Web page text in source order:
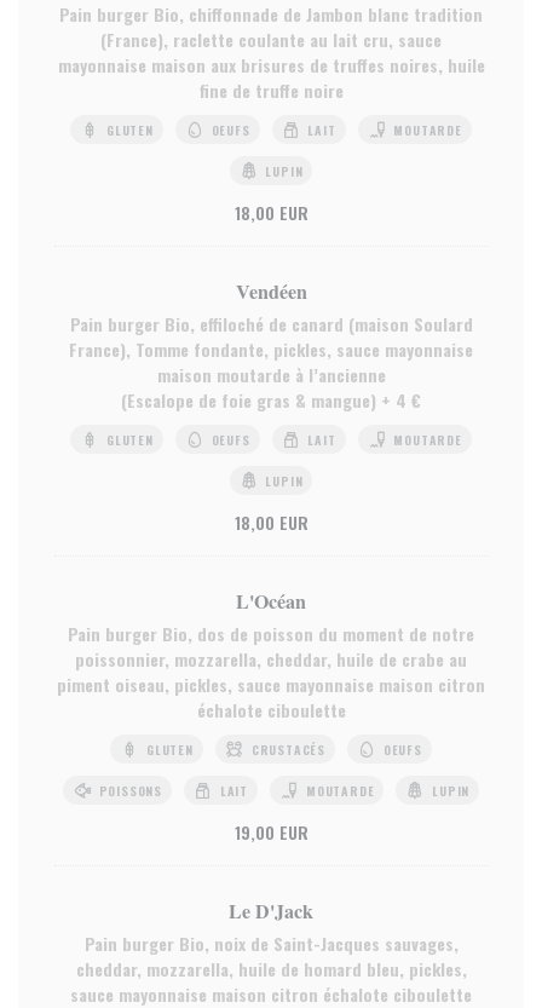
Pain burger Bio, chiffonnade de Jambon blanc tradition
(France), raclette coulante au lait cru, sauce
mayonnaise maison aux brisures de truffes noires, huile
fine de truffe noire
GLUTEN OEUFS LAIT MOUTARDE
LUPIN
18,00 EUR
Vendéen
Pain burger Bio, effiloché de canard (maison Soulard
France), Tomme fondante, pickles, sauce mayonnaise
maison moutarde à l’ancienne
(Escalope de foie gras & mangue) + 4 €
GLUTEN OEUFS LAIT MOUTARDE
LUPIN
18,00 EUR
L'Océan
Pain burger Bio, dos de poisson du moment de notre
poissonnier, mozzarella, cheddar, huile de crabe au
piment oiseau, pickles, sauce mayonnaise maison citron
échalote ciboulette
GLUTEN CRUSTACÉS OEUFS
POISSONS LAIT MOUTARDE LUPIN
19,00 EUR
Le D'Jack
Pain burger Bio, noix de Saint-Jacques sauvages,
cheddar, mozzarella, huile de homard bleu, pickles,
sauce mayonnaise maison citron échalote ciboulette